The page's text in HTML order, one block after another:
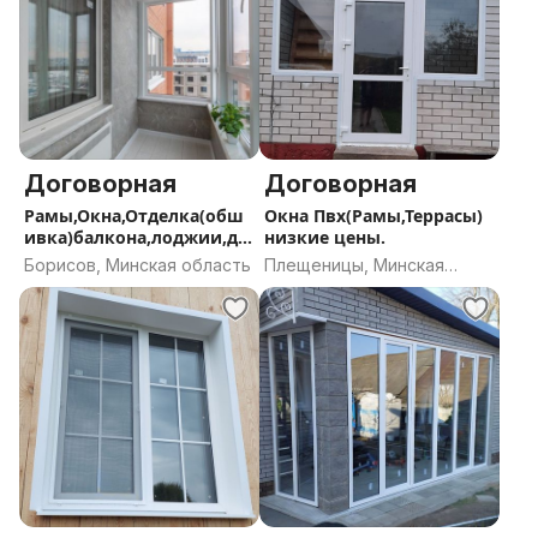
Договорная
Рамы,Окна,Отделка(обш
ивка)балкона,лоджии,до
м,дача
Борисов, Минская область
Договорная
Окна Пвх(Рамы,Террасы)
низкие цены.
Плещеницы, Минская
область